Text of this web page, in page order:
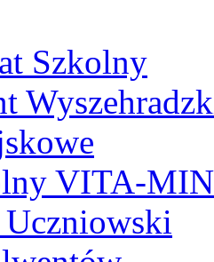
Szkolny
VITA-
Uczniowski